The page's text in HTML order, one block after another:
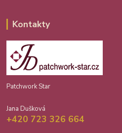
Kontakty
Patchwork Star
Jana Dušková
+420 723 326 664